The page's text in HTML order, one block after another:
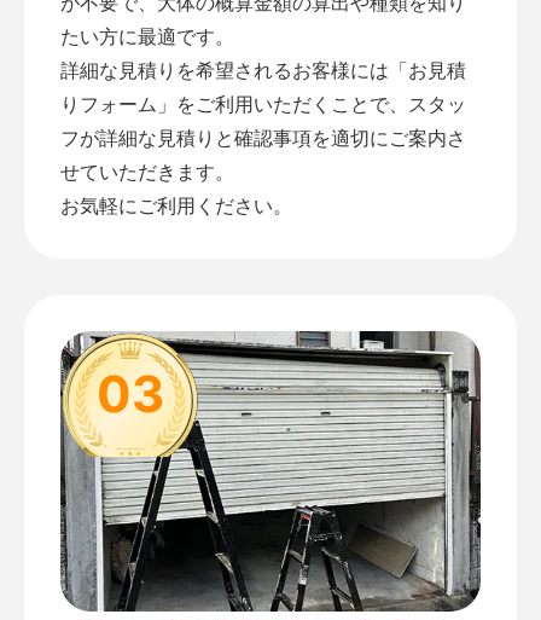
たい方に最適です。
詳細な見積りを希望されるお客様には「お見積
りフォーム 」をご利用いただくことで、スタッ
フが詳細な見積りと確認事項を適切にご案内さ
せていただきます。
お気軽にご利用ください。
03